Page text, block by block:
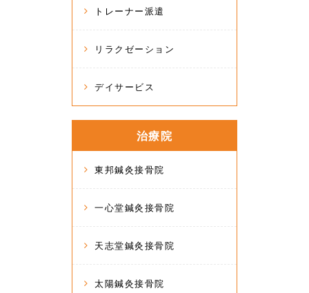
トレーナー派遣
リラクゼーション
デイサービス
治療院
東邦鍼灸接骨院
一心堂鍼灸接骨院
天志堂鍼灸接骨院
太陽鍼灸接骨院